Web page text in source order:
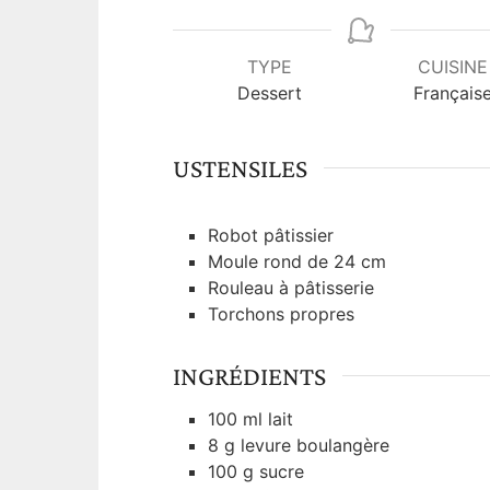
n
t
TYPE
Dessert
CUISINE
USTENSILES
Robot pâtissier
Moule rond de 24 cm
Rouleau à pâtisserie
Torchons propres
INGRÉDIENTS
100 ml lait
8 g levure boulangère
100 g sucre